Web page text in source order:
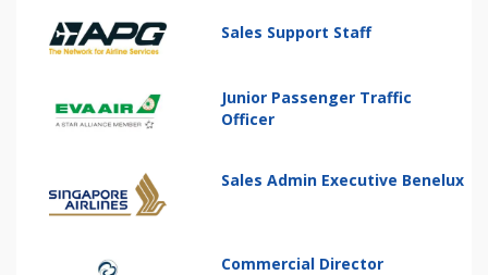
Sales Support Staff
Junior Passenger Traffic
Officer
Sales Admin Executive Benelux
Commercial Director